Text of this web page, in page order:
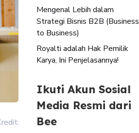
Mengenal Lebih dalam
Strategi Bisnis B2B (Business
to Business)
Royalti adalah Hak Pemilik
Karya, Ini Penjelasannya!
Ikuti Akun Sosial
Media Resmi dari
Bee